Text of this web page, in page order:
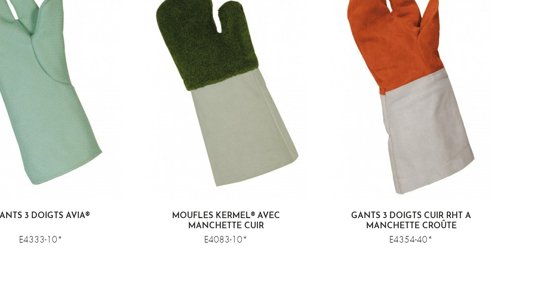
3 DOIGTS AVIA®
E4333-10*
MOUFLES KERMEL® AVEC
MANCHETTE CUIR
E4083-10*
GANTS 3 DOIGTS CUIR RHT À
MANCHETTE CROÛTE
E4354-40*